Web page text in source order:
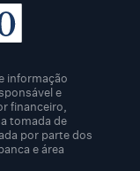
informação
e
financeiro,
tomada de
por parte dos
e área